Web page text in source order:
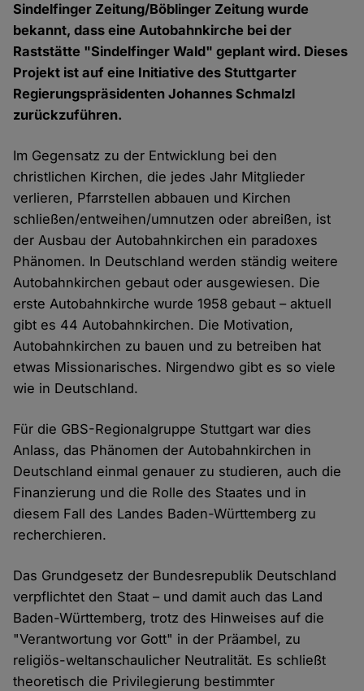
Sindelfinger Zeitung/Böblinger Zeitung wurde
bekannt, dass eine Autobahnkirche bei der
Raststätte "Sindelfinger Wald" geplant wird. Dieses
Projekt ist auf eine Initiative des Stuttgarter
Regierungspräsidenten Johannes Schmalzl
zurückzuführen.
Im Gegensatz zu der Entwicklung bei den
christlichen Kirchen, die jedes Jahr Mitglieder
verlieren, Pfarrstellen abbauen und Kirchen
schließen/entweihen/umnutzen oder abreißen, ist
der Ausbau der Autobahnkirchen ein paradoxes
Phänomen. In Deutschland werden ständig weitere
Autobahnkirchen gebaut oder ausgewiesen. Die
erste Autobahnkirche wurde 1958 gebaut – aktuell
gibt es 44 Autobahnkirchen. Die Motivation,
Autobahnkirchen zu bauen und zu betreiben hat
etwas Missionarisches. Nirgendwo gibt es so viele
wie in Deutschland.
Für die GBS-Regionalgruppe Stuttgart war dies
Anlass, das Phänomen der Autobahnkirchen in
Deutschland einmal genauer zu studieren, auch die
Finanzierung und die Rolle des Staates und in
diesem Fall des Landes Baden-Württemberg zu
recherchieren.
Das Grundgesetz der Bundesrepublik Deutschland
verpflichtet den Staat – und damit auch das Land
Baden-Württemberg, trotz des Hinweises auf die
"Verantwortung vor Gott" in der Präambel, zu
religiös-weltanschaulicher Neutralität. Es schließt
theoretisch die Privilegierung bestimmter